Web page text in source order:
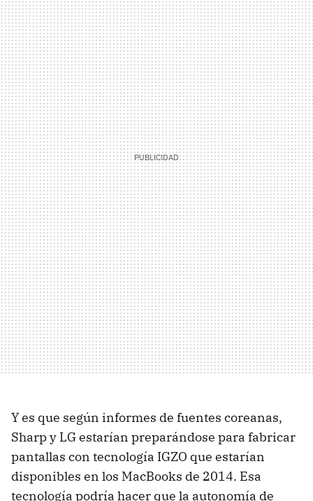
Y es que según informes de fuentes coreanas,
Sharp y LG estarían preparándose para fabricar
pantallas con tecnología IGZO que estarían
disponibles en los MacBooks de 2014. Esa
tecnología podría hacer que la autonomía de